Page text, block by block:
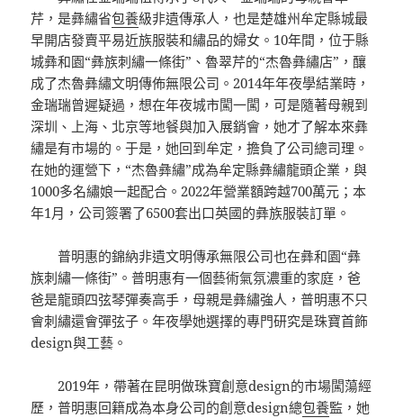
芹，是彝繡省包養級非遺傳承人，也是楚雄州牟定縣城最
早開店發賣平易近族服裝和繡品的婦女。10年間，位于縣
城彝和園“彝族刺繡一條街”、魯翠芹的“杰魯彝繡店”，釀
成了杰魯彝繡文明傳佈無限公司。2014年年夜學結業時，
金瑞瑞曾遲疑過，想在年夜城市闖一闖，可是隨著母親到
深圳、上海、北京等地餐與加入展銷會，她才了解本來彝
繡是有市場的。于是，她回到牟定，擔負了公司總司理。
在她的運營下，“杰魯彝繡”成為牟定縣彝繡龍頭企業，與
1000多名繡娘一起配合。2022年營業額跨越700萬元；本
年1月，公司簽署了6500套出口英國的彝族服裝訂單。
普明惠的錦納非遺文明傳承無限公司也在彝和園“彝
族刺繡一條街”。普明惠有一個藝術氣氛濃重的家庭，爸
爸是龍頭四弦琴彈奏高手，母親是彝繡強人，普明惠不只
會刺繡還會彈弦子。年夜學她選擇的專門研究是珠寶首飾
design與工藝。
2019年，帶著在昆明做珠寶創意design的市場闖蕩經
歷，普明惠回籍成為本身公司的創意design總包養監，她